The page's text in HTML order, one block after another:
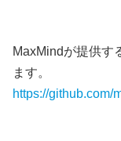
MaxMindが提供す
ます。
https://github.com/